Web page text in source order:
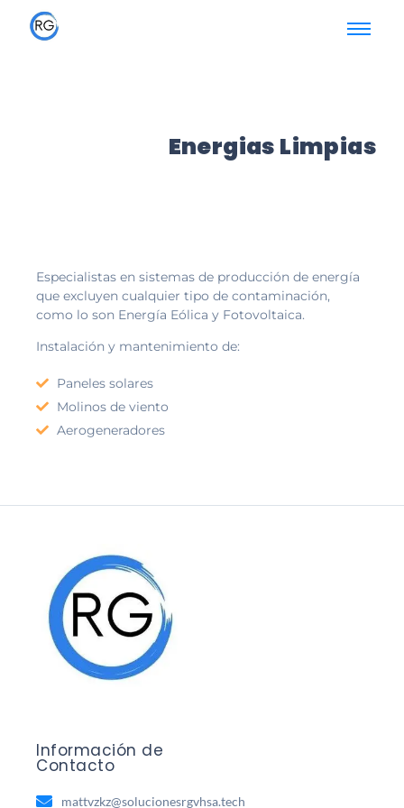
Energias Limpias
Especialistas en sistemas de producción de energía
que excluyen cualquier tipo de contaminación,
como lo son Energía Eólica y Fotovoltaica.
Instalación y mantenimiento de:
Paneles solares
Molinos de viento
Aerogeneradores
Información de
Contacto
mattvzkz@solucionesrgvhsa.tech